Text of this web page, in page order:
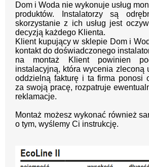
Dom i Woda nie wykonuje usług
produktów. Instalatorzy są
skorzystanie z ich usług jest
decyzją każdego Klienta.
Klient kupujący w sklepie Dom i
kontakt do doświadczonego
na montaż Klient powinien
instalacyjną, która wycenia zleconą
oddzielną fakturę i ta firma ponosi
za swoją pracę, rozpatruje
reklamacje.
Montaż możesz wykonać również
o tym, wyślemy Ci instrukcję.